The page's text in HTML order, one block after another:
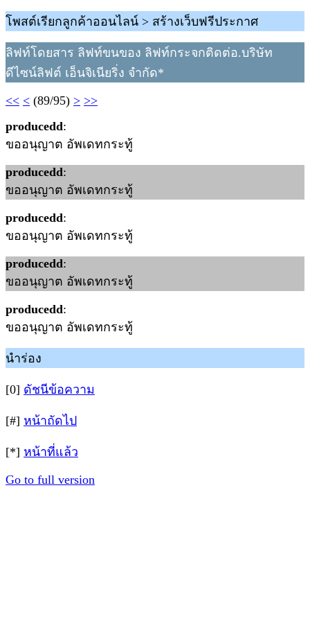
โพสต์เรียกลูกค้าออนไลน์ > สร้างเว็บฟรีประกาศ
ลิฟท์โดยสาร ลิฟท์ขนของ ลิฟท์กระจกติดต่อ.บริษัท
ดีไซน์ลิฟต์ เอ็นจิเนียริ่ง จำกัด*
<< < (89/95) > >>
producedd:
ขออนุญาต อัพเดทกระทู้
producedd:
ขออนุญาต อัพเดทกระทู้
producedd:
ขออนุญาต อัพเดทกระทู้
producedd:
ขออนุญาต อัพเดทกระทู้
producedd:
ขออนุญาต อัพเดทกระทู้
นำร่อง
[0] ดัชนีข้อความ
[#] หน้าถัดไป
[*] หน้าที่แล้ว
Go to full version